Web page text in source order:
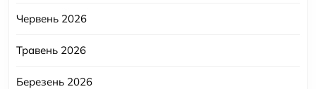
Червень 2026
Травень 2026
Березень 2026